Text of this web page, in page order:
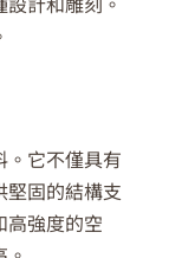
。它不僅具有
堅固的結構支
高強度的空